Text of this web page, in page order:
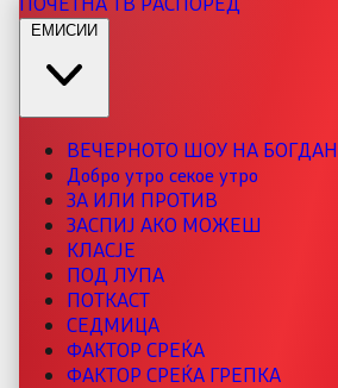
ЕМИСИИ
ВЕЧЕРНОТО ШОУ НА БОГДАН
Добро утро секое утро
ЗА ИЛИ ПРОТИВ
ЗАСПИЈ АКО МОЖЕШ
КЛАСЈЕ
ПОД ЛУПА
ПОТКАСТ
СЕДМИЦА
ФАКТОР СРЕЌА
ФАКТОР СРЕЌА ГРЕПКА